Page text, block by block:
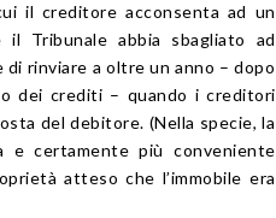
il creditore acconsenta ad un
Tribunale abbia sbagliato ad
rinviare a oltre un anno – dopo
dei crediti – quando i creditori
del debitore. (Nella specie, la
e certamente più conveniente
atteso che l’immobile era